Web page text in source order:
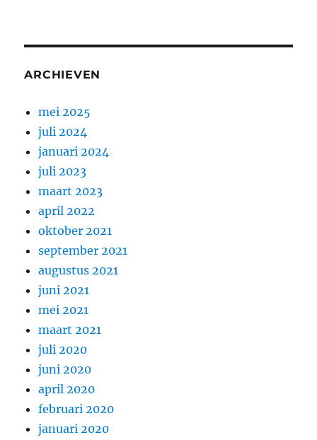
ARCHIEVEN
mei 2025
juli 2024
januari 2024
juli 2023
maart 2023
april 2022
oktober 2021
september 2021
augustus 2021
juni 2021
mei 2021
maart 2021
juli 2020
juni 2020
april 2020
februari 2020
januari 2020